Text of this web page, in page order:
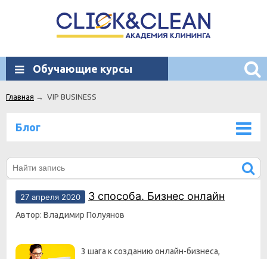
Обучающие курсы
Главная → VIP BUSINESS
Блог
27 апреля 2020 3 способа. Бизнес онлайн
Автор: Владимир Полуянов
3 шага к созданию онлайн-бизнеса,